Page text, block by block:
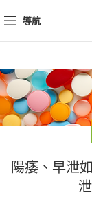
導航
陽痿、早泄